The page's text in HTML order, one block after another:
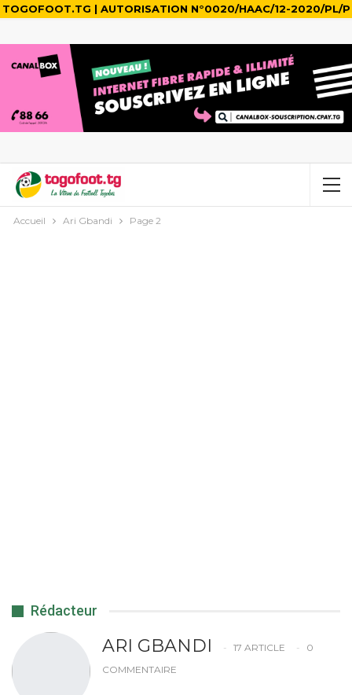
TOGOFOOT.TG | AUTORISATION N°0020/HAAC/12-2020/PL/P
Accueil Ari Gbandi Page 2
Rédacteur
ARI GBANDI 17 ARTICLE
0
COMMENTAIRE